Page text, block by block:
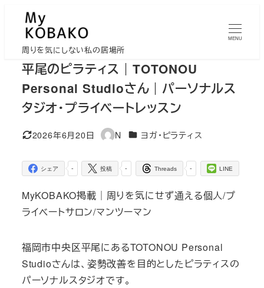
周りを気にしない私の居場所
MENU
平尾のピラティス｜TOTONOU
Personal Studioさん｜パーソナルス
タジオ・プライベートレッスン
更新日
2026年6月20日
著
N カテゴリー
ヨガ・ピラティス
-
シェア -
投稿 -
Threads LINE
MyKOBAKO掲載｜周りを気にせず通える個人/プ
ライベートサロン/マンツーマン
福岡市中央区平尾にあるTOTONOU Personal
Studioさんは、姿勢改善を目的としたピラティスの
パーソナルスタジオです。